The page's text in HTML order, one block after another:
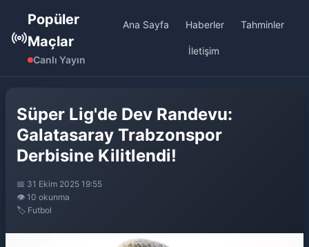
Popüler
Maçlar
Canlı Yayın
Ana Sayfa Haberler Tahminler
İletişim
Süper Lig'de Dev Randevu:
Galatasaray Trabzonspor
Derbisine Kilitlendi!
📅 31 Ekim 2025 19:55
👁️ 10 okunma
🏷️ Futbol